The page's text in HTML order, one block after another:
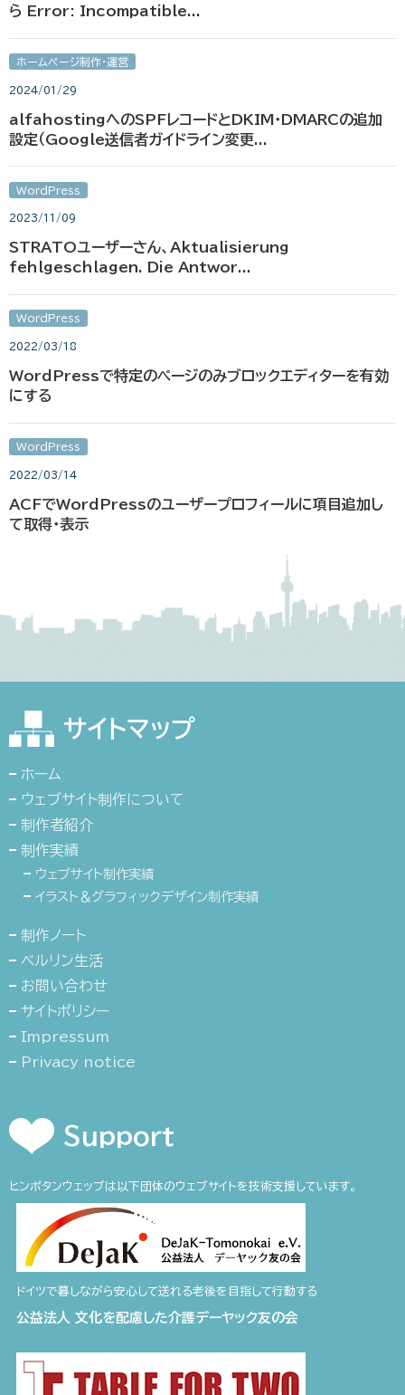
ら Error: Incompatible...
ホームページ制作・運営
2024/01/29
alfahostingへのSPFレコードとDKIM・DMARCの追加
設定（Google送信者ガイドライン変更...
WordPress
2023/11/09
STRATOユーザーさん、Aktualisierung
fehlgeschlagen. Die Antwor...
WordPress
2022/03/18
WordPressで特定のページのみブロックエディターを有効
にする
WordPress
2022/03/14
ACFでWordPressのユーザープロフィールに項目追加し
て取得・表示
サイトマップ
ホーム
ウェブサイト制作について
制作者紹介
制作実績
ウェブサイト制作実績
イラスト＆グラフィックデザイン制作実績
制作ノート
ベルリン生活
お問い合わせ
サイトポリシー
Impressum
Privacy notice
Support
ヒンポタンウェッブは以下団体のウェブサイトを技術支援しています。
ドイツで暮しながら安心して送れる老後を目指して行動する
公益法人 文化を配慮した介護デーヤック友の会